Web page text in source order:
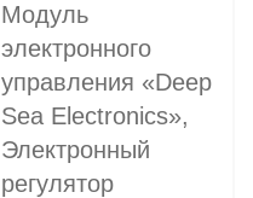
Модуль
электронного
управления «Deep
Sea Electronics»,
Электронный
регулятор